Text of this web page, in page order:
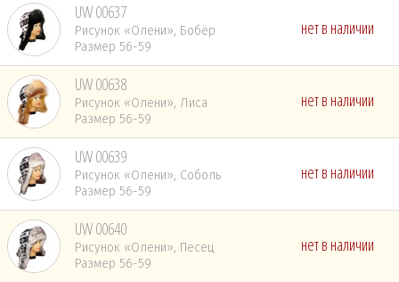
UW 00637
Рисунок «Олени», Бобёр
Размер 56-59
нет в наличии
UW 00638
Рисунок «Олени», Лиса
Размер 56-59
нет в наличии
UW 00639
Рисунок «Олени», Соболь
Размер 56-59
нет в наличии
UW 00640
Рисунок «Олени», Песец
Размер 56-59
нет в наличии